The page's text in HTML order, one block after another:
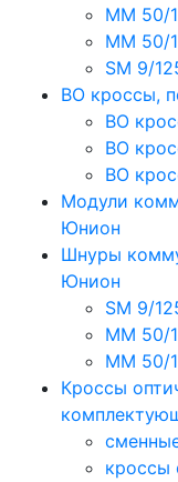
MM 50/
MM 50/
SM 9/
ВО кроссы,
ВО
ВО
ВО
Модули
Юнион
Шнуры
Юнион
SM 9/
MM 50/
MM 50/
Кроссы
кроссы